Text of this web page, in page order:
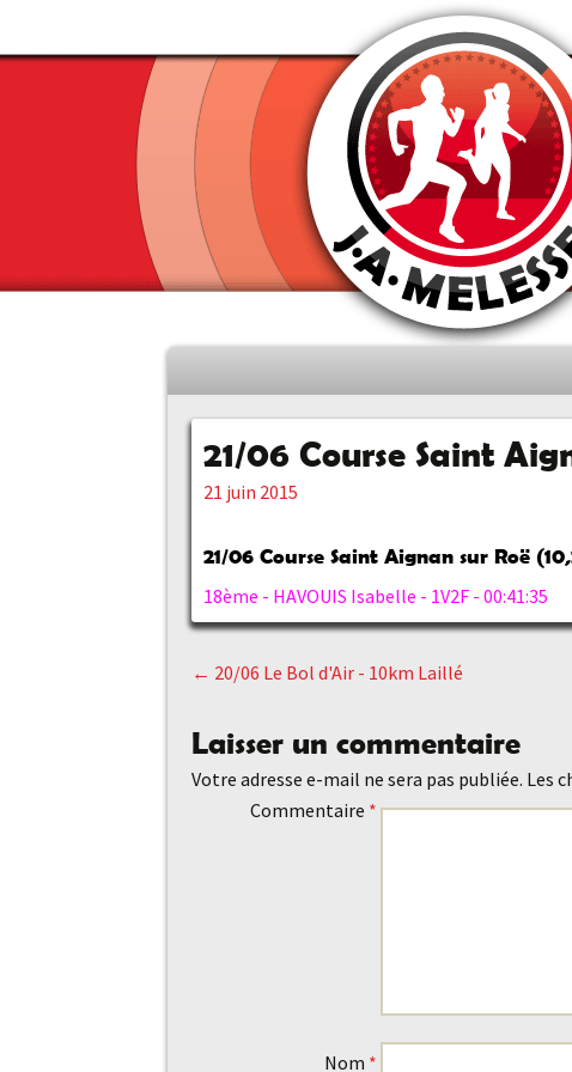
au
contenu
principal
21/06 Course Saint
21 juin 2015
21/06 Course Saint Aignan sur Roë
18ème - HAVOUIS Isabelle - 1V2F - 00:41:35
Navigation
des
← 20/06 Le Bol d'Air - 10km Laillé
Laisser un commentaire
Votre adresse e-mail ne sera pas publiée. Les
Commentaire *
Nom *